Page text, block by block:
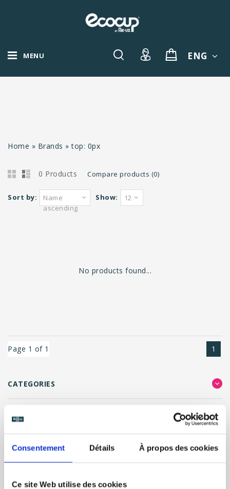
Consentement Détails À propos des cookies
Ce site Web utilise des cookies
MENU ENG
Home » Brands »top: 0px
0 Products Compare products (0)
Sort by:
Name
ascending
Show: 12
No products found...
Page 1 of 1 1
CATEGORIES